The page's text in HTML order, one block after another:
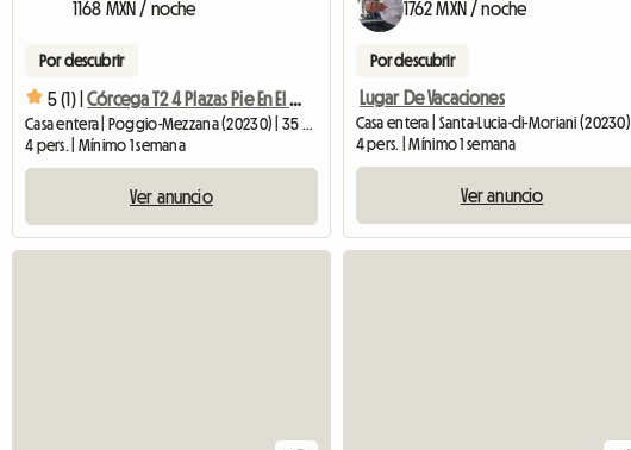
1168 MXN / noche
Por descubrir
5 (1) | Córcega T2 4 Plazas Pie En El Agua
Casa entera | Poggio-Mezzana (20230) | 35 M2
4 pers. | Mínimo 1 semana
Ver anuncio
1762 MXN / noche
Por descubrir
Lugar De Vacaciones
Casa entera | Santa-Lucia-di-Moriani (20230)
4 pers. | Mínimo 1 semana
Ver anuncio